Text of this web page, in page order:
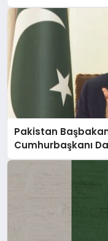
SPOR
Pakistan
Cumhurbaşkanı